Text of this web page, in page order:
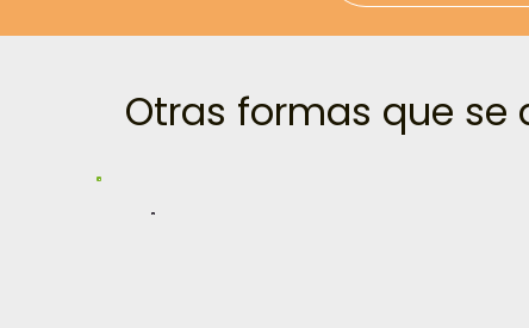
Otras formas que